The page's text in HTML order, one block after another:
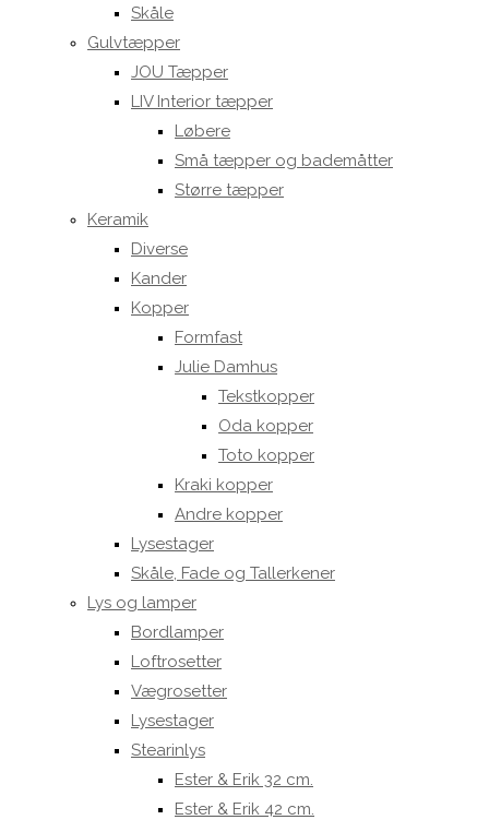
Skåle
Gulvtæpper
JOU Tæpper
LIV Interior tæpper
Løbere
Små tæpper og bademåtter
Større tæpper
Keramik
Diverse
Kander
Kopper
Formfast
Julie Damhus
Tekstkopper
Oda kopper
Toto kopper
Kraki kopper
Andre kopper
Lysestager
Skåle, Fade og Tallerkener
Lys og lamper
Bordlamper
Loftrosetter
Vægrosetter
Lysestager
Stearinlys
Ester & Erik 32 cm.
Ester & Erik 42 cm.